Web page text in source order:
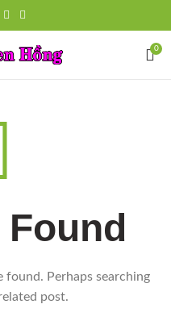
0
Perhaps searching
post.